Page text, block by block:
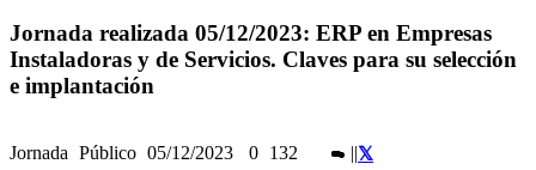
Jornada realizada 05/12/2023: ERP en Empresas
Instaladoras y de Servicios. Claves para su selección
e implantación
Jornada Público 05/12/2023 0 132 ||